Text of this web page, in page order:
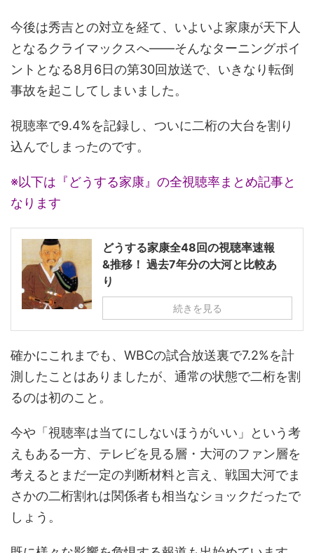
今後は秀吉との対立を経て、いよいよ家康が天下人
となるクライマックスへ――そんなターニングポイ
ントとなる8月6日の第30回放送で、いきなり転倒
事故を起こしてしまいました。
視聴率で9.4%を記録し、ついに二桁の大台を割り
込んでしまったのです。
※以下は『どうする家康』の全視聴率まとめ記事と
なります
どうする家康全48回の視聴率速報
&推移！ 過去7年分の大河と比較あ
り
続きを見る
確かにこれまでも、WBCの試合放送裏で7.2%を計
測したことはありましたが、通常の状態で二桁を割
るのは初のこと。
今や「視聴率は当てにしないほうがいい」という考
えもある一方、テレビを見る層・大河のファン層を
考えるとまだ一定の判断材料と言え、戦国大河でま
さかの二桁割れは関係者も相当なショックだったで
しょう。